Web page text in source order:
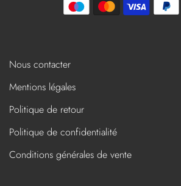
Nous contacter
Mentions légales
Politique de retour
Politique de confidentialité
Conditions générales de vente